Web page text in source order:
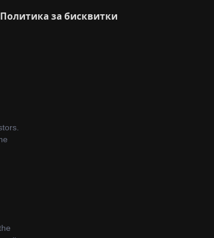
Политика за бисквитки